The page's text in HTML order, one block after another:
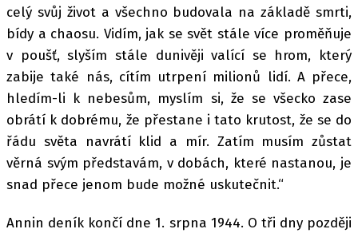
celý svůj život a všechno budovala na základě smrti,
bídy a chaosu. Vidím, jak se svět stále více proměňuje
v poušť, slyším stále dunivěji valící se hrom, který
zabije také nás, cítím utrpení milionů lidí. A přece,
hledím-li k nebesům, myslím si, že se všecko zase
obrátí k dobrému, že přestane i tato krutost, že se do
řádu světa navrátí klid a mír. Zatím musím zůstat
věrná svým představám, v dobách, které nastanou, je
snad přece jenom bude možné uskutečnit.“
Annin deník končí dne 1. srpna 1944. O tři dny později